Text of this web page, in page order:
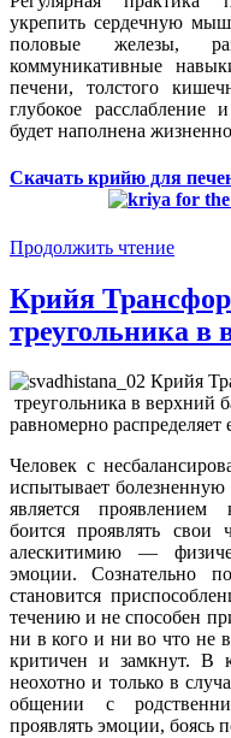
укрепить сердечную
половые железы,
коммуникативные
печени, толстого
глубокое расслабление
будет наполнена
Скачать крийю для
Продолжить чтение
Крийя
треугольника в
Крийя
треугольника в верхний
равномерно распределяет
Человек с
испытывает болезненную
является проявлением
боится проявлять свои
алескитимию —
эмоции. Сознательно
становится
течению и не способен
ни в кого и ни во что не
критичен и замкнут. В
неохотно и только в
общении с
проявлять эмоции, боясь